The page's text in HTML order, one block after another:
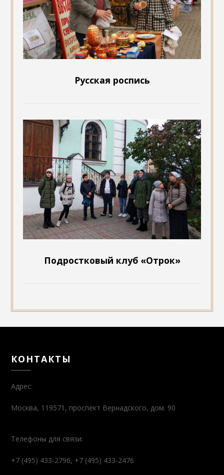
Русская роспись
Подростковый клуб «Отрок»
КОНТАКТЫ
Адрес:
Москва, 119571, проспект Вернадского, дом. 90
Телефоны для связи:
+7 (495) 433-2796, +7 (495) 433-2476